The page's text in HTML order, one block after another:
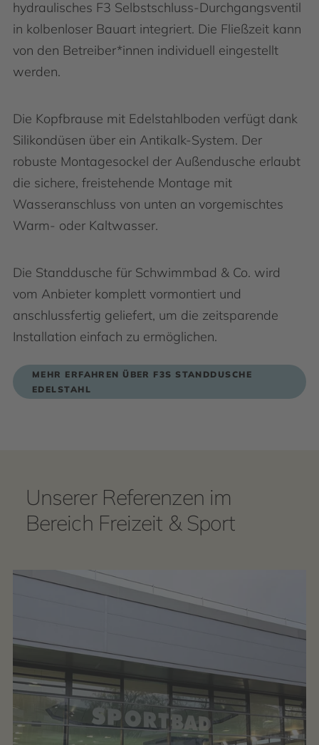
hydraulisches F3 Selbstschluss-Durchgangsventil
in kolbenloser Bauart integriert. Die Fließzeit kann
von den Betreiber*innen individuell eingestellt
werden.
Die Kopfbrause mit Edelstahlboden verfügt dank
Silikondüsen über ein Antikalk-System. Der
robuste Montagesockel der Außendusche erlaubt
die sichere, freistehende Montage mit
Wasseranschluss von unten an vorgemischtes
Warm- oder Kaltwasser.
Die Standdusche für Schwimmbad & Co. wird
vom Anbieter komplett vormontiert und
anschlussfertig geliefert, um die zeitsparende
Installation einfach zu ermöglichen.
MEHR ERFAHREN ÜBER F3S STANDDUSCHE
EDELSTAHL
Unserer Referenzen im
Bereich Freizeit & Sport